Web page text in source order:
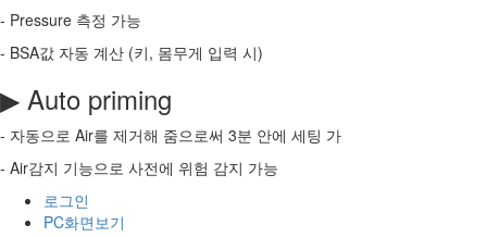
- Pressure 측정 가능
- BSA값 자동 계산 (키, 몸무게 입력 시)
▶ Auto priming
- 자동으로 Air를 제거해 줌으로써 3분 안에 세팅 가
- Air감지 기능으로 사전에 위험 감지 가능
로그인
PC화면보기